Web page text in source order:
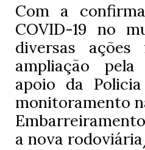
Com a
COVID-19 no
diversas
ampliação
apoio da
monitoramento
a nova